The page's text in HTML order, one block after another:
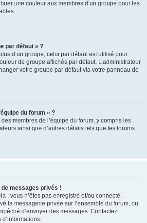
une couleur aux membres d’un groupe pour les
par défaut » ?
d’un groupe, celui par défaut est utilisé pour
de groupe affichés par défaut. L’administrateur
votre groupe par défaut via votre panneau de
du forum » ?
membres de l’équipe du forum, y compris les
ainsi que d’autres détails tels que les forums
messages privés !
: vous n’êtes pas enregistré et/ou connecté,
la messagerie privée sur l’ensemble du forum, ou
d’envoyer des messages. Contactez
d’informations.